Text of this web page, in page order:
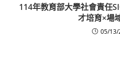
114年教育部大學社會責任
才培育×場
05/13/